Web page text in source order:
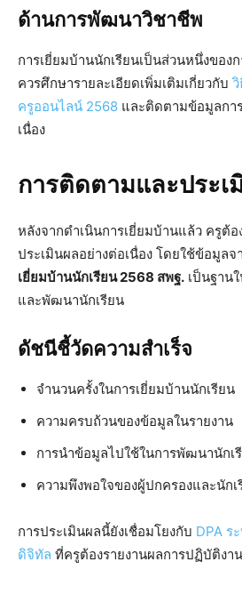
ด้านการพัฒนาวิชาชีพ
การเยี่ยมบ้านนักเรียนเป็นส่วนหนึ่งขอ
ควรศึกษารายละเอียดเพิ่มเติมเกี่ยวกับ
ครูออนไลน์ 2568 และติดตามข้อมูลกา
เนื่อง
การติดตามและประเ
หลังจากดำเนินการเยี่ยมบ้านแล้ว ครูต้
ประเมินผลอย่างต่อเนื่อง โดยใช้ข้อมูลจ
เยี่ยมบ้านนักเรียน 2568 สพฐ. เป็นฐาน
และพัฒนานักเรียน
ดัชนีชี้วัดความสำเร็จ
จำนวนครั้งในการเยี่ยมบ้านนักเรียน
ความครบถ้วนของข้อมูลในรายงาน
การนำข้อมูลไปใช้ในการพัฒนานักเ
ความพึงพอใจของผู้ปกครองและนักเ
การประเมินผลนี้ยังเชื่อมโยงกับ DPA ร
ดิจิทัล ที่ครูต้องรายงานผลการปฏิบัติง